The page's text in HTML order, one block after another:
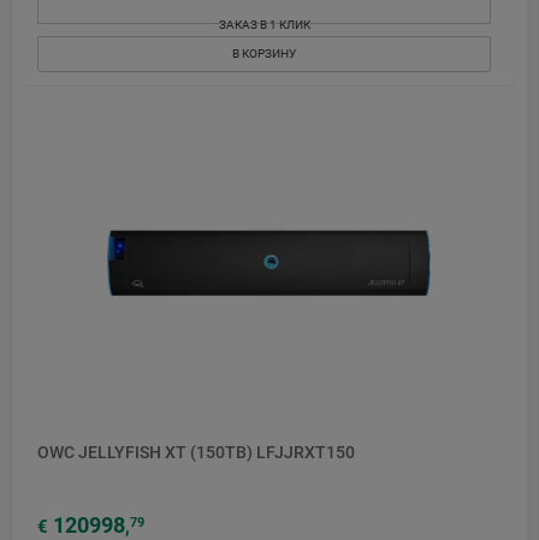
ЗАКАЗ В 1 КЛИК
В КОРЗИНУ
OWC JELLYFISH XT (150TB) LFJJRXT150
€ 120998,79